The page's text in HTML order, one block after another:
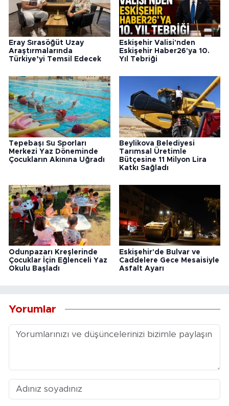
Eray Sırasöğüt Uzay
Araştırmalarında
Türkiye’yi Temsil Edecek
Eskişehir Valisi'nden
Eskişehir Haber26'ya 10.
Yıl Tebriği
Tepebaşı Su Sporları
Merkezi Yaz Döneminde
Çocukların Akınına Uğradı
Beylikova Belediyesi
Tarımsal Üretimle
Bütçesine 11 Milyon Lira
Katkı Sağladı
Odunpazarı Kreşlerinde
Çocuklar İçin Eğlenceli Yaz
Okulu Başladı
Eskişehir'de Bulvar ve
Caddelere Gece Mesaisiyle
Asfalt Ayarı
Yorumlar